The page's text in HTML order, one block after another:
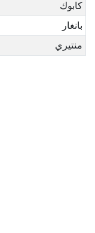
كابوك
بانغار
منتيري